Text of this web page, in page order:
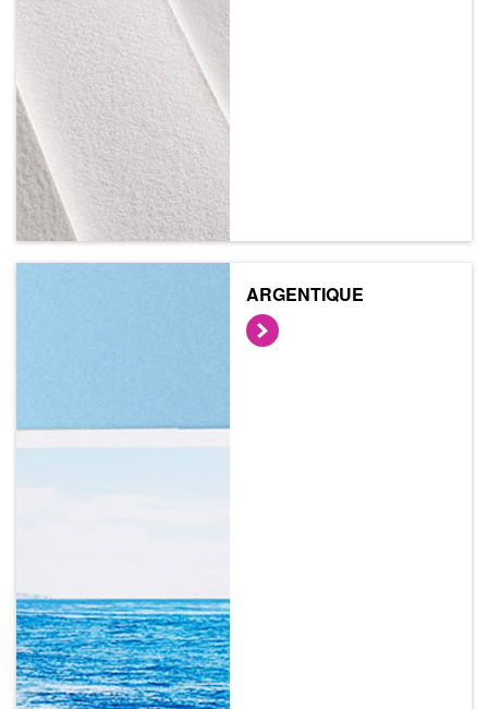
ARGENTIQUE